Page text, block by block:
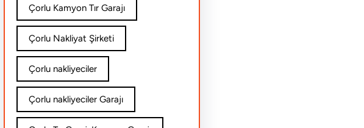
Çorlu Kamyon Tır Garajı
Çorlu Nakliyat Şirketi
Çorlu nakliyeciler
Çorlu nakliyeciler Garajı